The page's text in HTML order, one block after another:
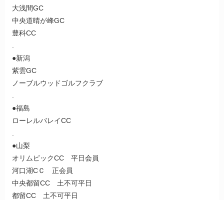
大浅間GC
中央道晴が峰GC
豊科CC
●新潟
紫雲GC
ノーブルウッドゴルフクラブ
●福島
ローレルバレイCC
●山梨
オリムピックCC 平日会員
河口湖CＣ 正会員
中央都留CC 土不可平日
都留CC 土不可平日